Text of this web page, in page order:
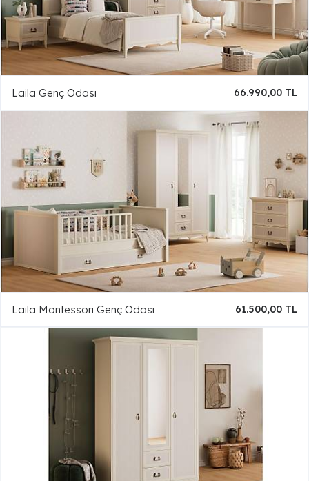
Laila Genç Odası 66.990,00 TL
Laila Montessori Genç Odası 61.500,00 TL